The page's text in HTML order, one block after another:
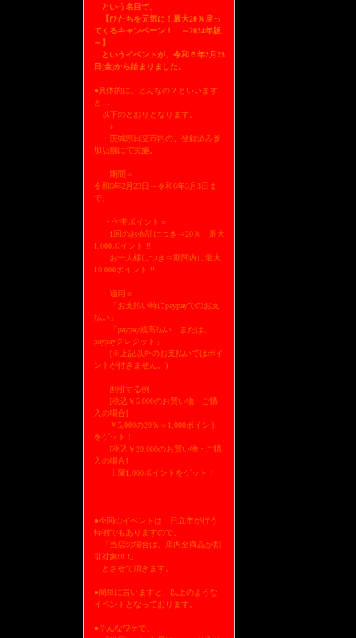
という名目で、
【ひたちを元気に！最大20％戻っ
てくるキャンペーン！ ～2024年版
～】
というイベントが、令和６年2月23
日(金)から始まりました。
●具体的に、どんなの？といいます
と…
以下のとおりとなります。
↓
・茨城県日立市内の、登録済み参
加店舗にて実施。
・期間＝
令和6年2月23日～令和6年3月3日ま
で。
・付帯ポイント＝
1回のお会計につき⇒20％ 最大
1,000ポイント!!!
お一人様につき⇒期間内に最大
10,000ポイント!!!
・適用＝
「お支払い時にpaypayでのお支
払い」
「paypay残高払い または、
paypayクレジット」
(※上記以外のお支払いではポイ
ントが付きません。)
・割引する例
[税込￥5,000のお買い物・ご購
入の場合]
￥5,000の20％＝1,000ポイント
をゲット！
[税込￥20,000のお買い物・ご購
入の場合]
上限1,000ポイントをゲット！
●今回のイベントは、日立市が行う
特例でもありますので、
「当店の場合は、店内全商品が割
引対象!!!!!」
とさせて頂きます。
●簡単に言いますと、以上のような
イベントとなっております。
●そんなワケで、